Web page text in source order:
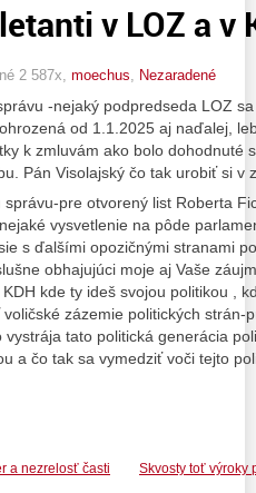
v LOZ a v
2 587x, moechus Nezaradené
-nejaký podpredseda LOZ
od 1.1.2025 aj naďalej,
k zmluvám ako bolo dohodnuté
Pán Visolajský čo tak urobiť si v
pre otvorený list Roberta
vysvetlenie na pôde
s ďalšími opozičnými stranami
obhajujúci moje aj Vaše
kde ty ideš svojou politikou ,
zázemie politických strán-
tato politická generácia
a čo tak sa vymedziť voči tejto
Skvosty toť výroky
a nezrelosť časti